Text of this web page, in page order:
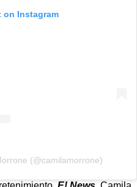
on Instagram
(@camilamorrone)